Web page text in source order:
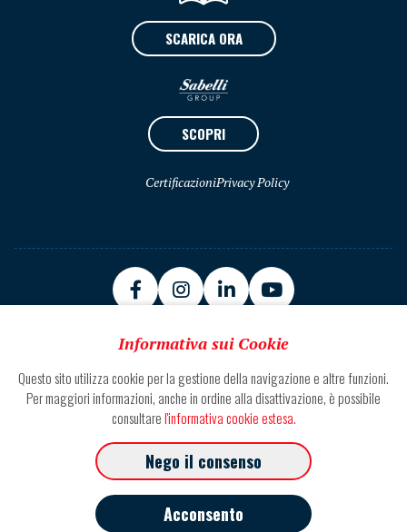
Informativa sui Cookie
Questo sito utilizza cookie per la gestione della navigazione e altre funzioni.
Per maggiori informazioni, anche in ordine alla disattivazione, è possibile
consultarel'informativa cookie estesa.
Nego il consenso
Acconsento
SCARICA ORA
SCOPRI
CertificazioniPrivacy Policy
Sede Zona Ind.le Basso Marino 63100 Ascoli Piceno
Tel. +39.0736.30671
Fax +39.0736.227.077
P.IVA 01343410443